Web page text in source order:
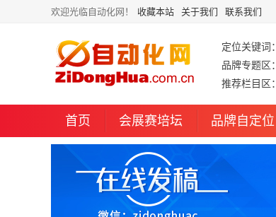
欢迎光临自动化网！ 收藏本站 关于我们 联系我们
定位关键词：
品牌专题区：
推荐栏目区：
首页 会展赛培坛 品牌自定位